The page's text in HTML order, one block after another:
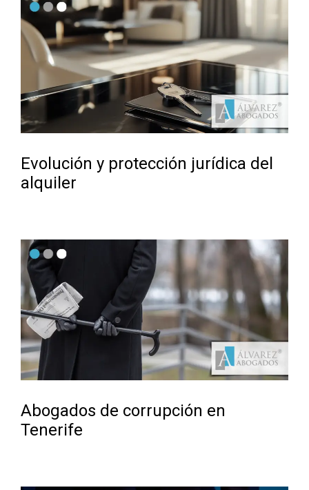
Evolución y protección jurídica del
alquiler
Abogados de corrupción en
Tenerife